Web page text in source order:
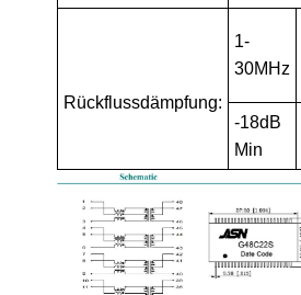
Rückflussdämpfung:
1-
30MHz
-18dB
Min